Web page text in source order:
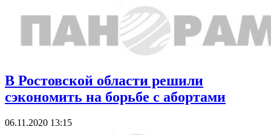
В Ростовской области решили
сэкономить на борьбе с абортами
06.11.2020 13:15